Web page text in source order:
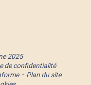
2025
de confidentialité
Plan du site